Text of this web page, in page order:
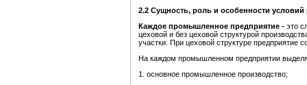
2.2 Сущность, роль и особенности
Каждое промышленное предприятие - это
цеховой и без цеховой структурой
участки. При цеховой структуре предприятие
На каждом промышленном предприятии
1. основное промышленное производство;